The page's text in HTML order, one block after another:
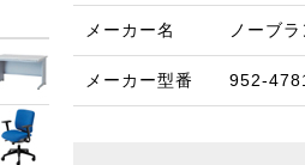
メーカー名 ノーブ
メーカー型番 952-